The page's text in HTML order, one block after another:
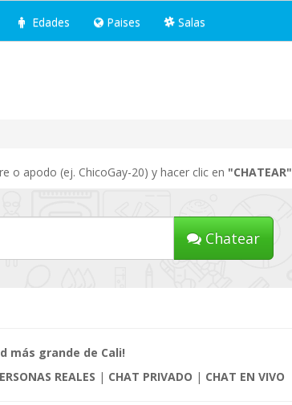
Edades Paises Salas
o apodo (ej. ChicoGay-20) y hacer clic en "CHATEAR"
Chatear
más grande de Cali!
REALES | CHAT PRIVADO | CHAT EN VIVO